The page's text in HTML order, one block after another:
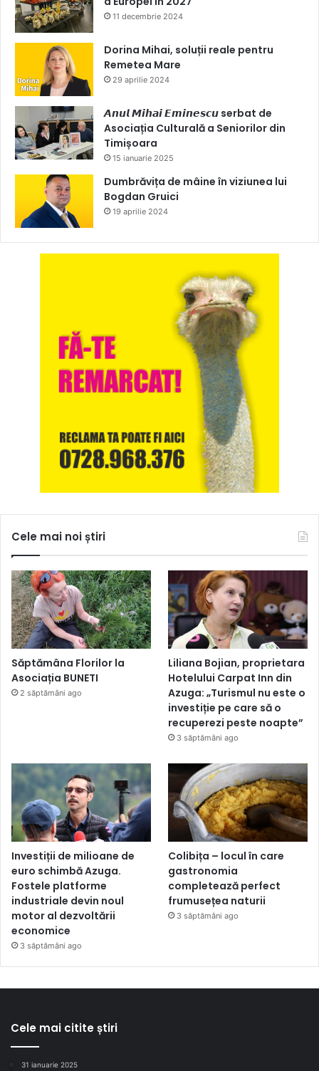
11 decembrie 2024
Dorina Mihai, soluții reale pentru
Remetea Mare
29 aprilie 2024
𝘼𝙣𝙪𝙡 𝙈𝙞𝙝𝙖𝙞 𝙀𝙢𝙞𝙣𝙚𝙨𝙘𝙪 serbat de
Asociația Culturală a Seniorilor din
Timișoara
15 ianuarie 2025
Dumbrăvița de mâine în viziunea lui
Bogdan Gruici
19 aprilie 2024
Cele mai noi știri
Săptămâna Florilor la
Asociația BUNETI
2 săptămâni ago
Liliana Bojian, proprietara
Hotelului Carpat Inn din
Azuga: „Turismul nu este o
investiție pe care să o
recuperezi peste noapte”
3 săptămâni ago
Investiții de milioane de
euro schimbă Azuga.
Fostele platforme
industriale devin noul
motor al dezvoltării
economice
3 săptămâni ago
Colibița – locul în care
gastronomia
completează perfect
frumusețea naturii
3 săptămâni ago
Cele mai citite știri
31 ianuarie 2025